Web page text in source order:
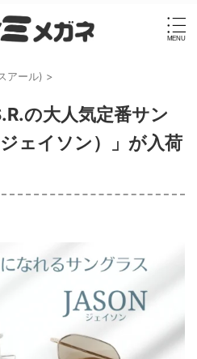
アール) >
の大人気定番サン
ェイソン）」が入荷